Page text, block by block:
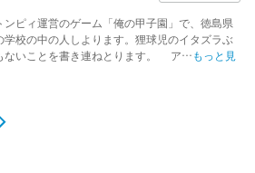
ピィ運営のゲーム「俺の甲子園」で、徳島県
校の中の人しよります。狸球児のイタズラぶ
ないことを書き連ねとります。 ア…もっと見